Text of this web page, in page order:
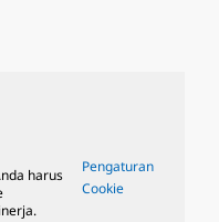
harus
Pengaturan
Cookie